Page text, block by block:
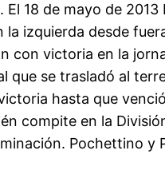
18 de mayo de
izquierda desde
con victoria en la
que se trasladó al
hasta que
compite en la
Pochettino y